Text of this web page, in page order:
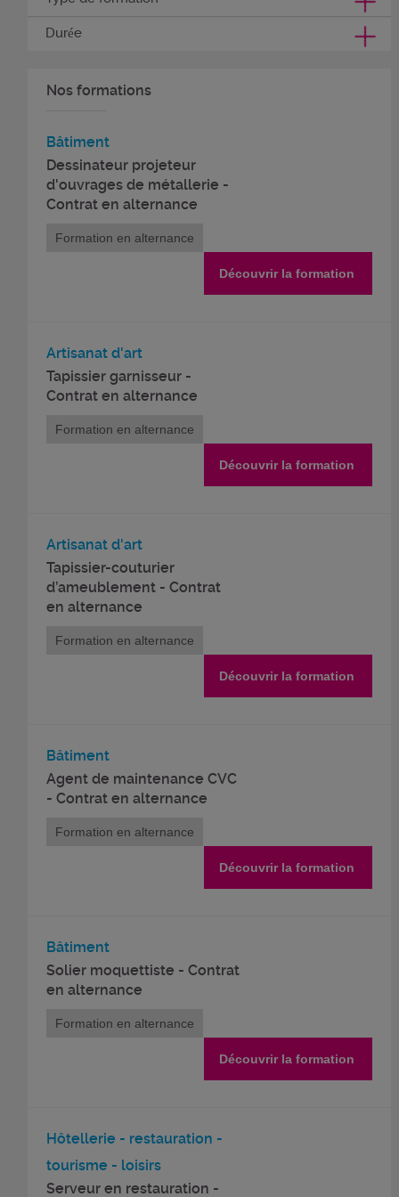
Durée
Nos formations
Bâtiment
Dessinateur projeteur
d'ouvrages de métallerie -
Contrat en alternance
Formation en alternance
Découvrir la formation
Artisanat d'art
Tapissier garnisseur -
Contrat en alternance
Formation en alternance
Découvrir la formation
Artisanat d'art
Tapissier-couturier
d’ameublement - Contrat
en alternance
Formation en alternance
Découvrir la formation
Bâtiment
Agent de maintenance CVC
- Contrat en alternance
Formation en alternance
Découvrir la formation
Bâtiment
Solier moquettiste - Contrat
en alternance
Formation en alternance
Découvrir la formation
Hôtellerie - restauration -
tourisme - loisirs
Serveur en restauration -